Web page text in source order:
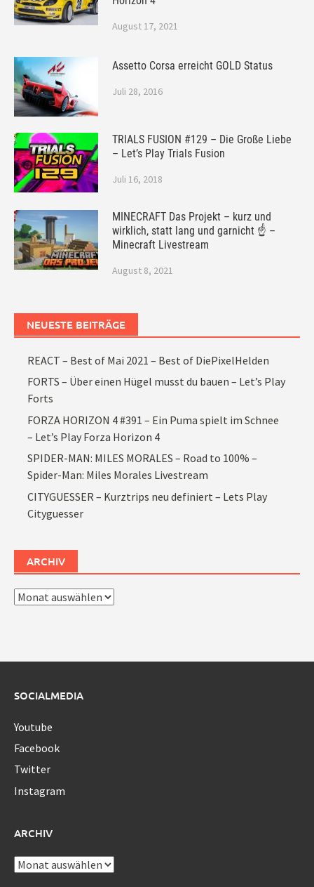
August 17, 2021
Assetto Corsa erreicht GOLD Status
Juli 28, 2016
TRIALS FUSION #129 – Die Große Liebe
– Let’s Play Trials Fusion
Juli 16, 2018
MINECRAFT Das Projekt – kurz und
wirklich, statt lang und garnicht ☝ –
Minecraft Livestream
August 8, 2021
NEUESTE BEITRÄGE
REACT – Best of Mai 2021 – Best of DiePixelHelden
FORTS – Über einen Hügel musst du bauen – Let’s Play
Forts
FORZA HORIZON 4 #391 – Ein Puma spielt im Schnee
– Let’s Play Forza Horizon 4
SPIDER-MAN: MILES MORALES – Road to 100% –
Spider-Man: Miles Morales Livestream
CITYGUESSER – Kurztrips neu definiert – Lets Play
Cityguesser
ARCHIV
Archiv
SOCIALMEDIA
Youtube
Facebook
Twitter
Instagram
ARCHIV
Archiv